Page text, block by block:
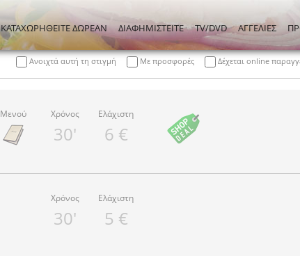
ΚΑΤΑΧΩΡΗΘΕΙΤΕ ΔΩΡΕΑΝ ΔΙΑΦΗΜΙΣΤΕΙΤΕ TV/DVD ΑΓΓΕΛΙΕΣ
Ανοιχτά αυτή τη στιγμή Με προσφορές Δέχεται online
Μενού Χρόνος
30'
Ελάχιστη
6 €
Χρόνος
30'
Ελάχιστη
5 €